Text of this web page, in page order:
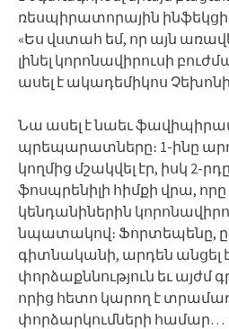
ռեսպիրատորային
«Ես վստահ եմ, որ այն
լինել կորոնավիրուսի
ասել է ակադեմիկոս
Նա ասել է նաեւ
պրեպարատները։ 1-ինը
կողմից մշակվել էր, իսկ 2-
ֆոսպրենիլի հիմքի վրա,
կենդանիներին
նպատակով։ Ֆորտեպենը,
գիտնականի, արդեն անցել
փորձաքննություն եւ այժմ
որից հետո կարող է
փորձարկումների համար…